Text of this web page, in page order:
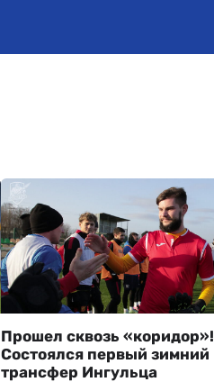
Прошел сквозь «коридор»!
Состоялся первый зимний
трансфер Ингульца